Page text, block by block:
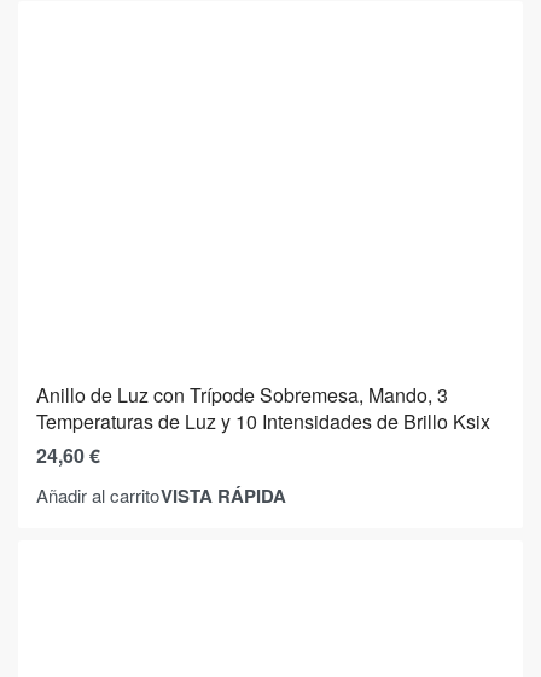
Anillo de Luz con Trípode Sobremesa, Mando, 3
Temperaturas de Luz y 10 Intensidades de Brillo Ksix
24,60€
Añadir al carritoVISTA RÁPIDA